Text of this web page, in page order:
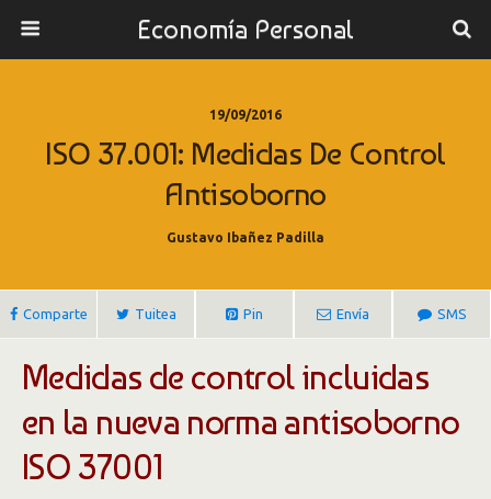
Economía Personal
19/09/2016
ISO 37.001: Medidas De Control
Antisoborno
Gustavo Ibañez Padilla
Comparte Tuitea Pin Envía SMS
Medidas de control incluidas
en la nueva norma antisoborno
ISO 37001